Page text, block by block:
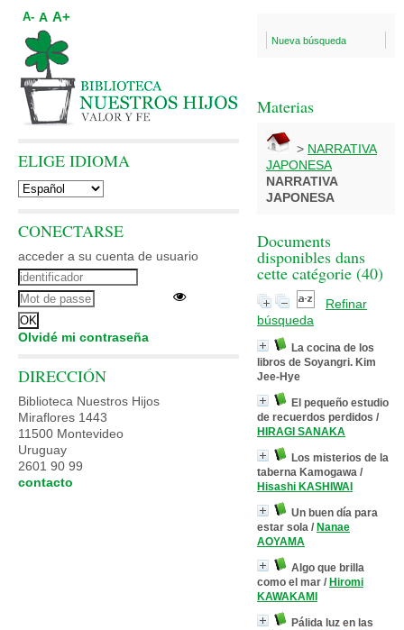
Nueva búsqueda
Materias
> NARRATIVA
JAPONESA
NARRATIVA
JAPONESA
Documents
disponibles dans
cette catégorie (40)
Refinar
búsqueda
La cocina de los
libros de Soyangri. Kim
Jee-Hye
El pequeño estudio
de recuerdos perdidos /
HIRAGI SANAKA
Los misterios de la
taberna Kamogawa /
Hisashi KASHIWAI
Un buen día para
estar sola / Nanae
AOYAMA
Algo que brilla
como el mar / Hiromi
KAWAKAMI
Pálida luz en las
A- A A+
ELIGE IDIOMA
CONECTARSE
acceder a su cuenta de usuario
Olvidé mi contraseña
DIRECCIÓN
Biblioteca Nuestros Hijos
Miraflores 1443
11500 Montevideo
Uruguay
2601 90 99
contacto